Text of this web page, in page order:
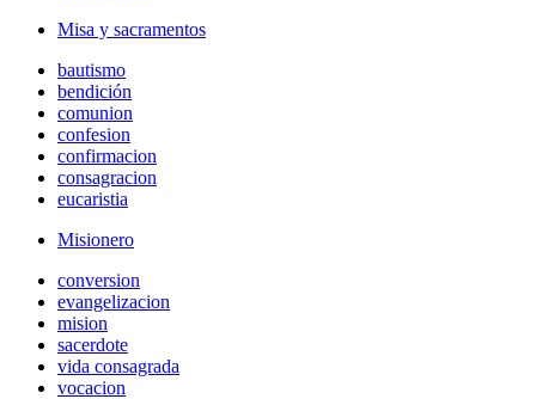
Misa y sacramentos
bautismo
bendición
comunion
confesion
confirmacion
consagracion
eucaristia
Misionero
conversion
evangelizacion
mision
sacerdote
vida consagrada
vocacion